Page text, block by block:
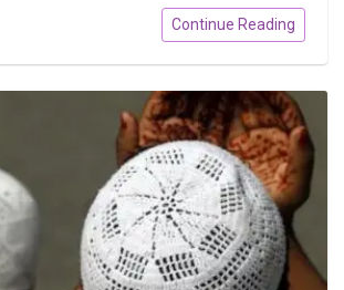
Continue Reading